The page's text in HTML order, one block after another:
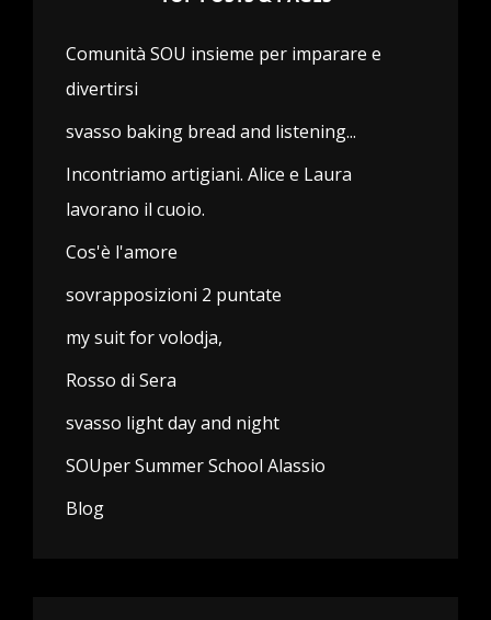
Comunità SOU insieme per imparare e
divertirsi
svasso baking bread and listening...
Incontriamo artigiani. Alice e Laura
lavorano il cuoio.
Cos'è l'amore
sovrapposizioni 2 puntate
my suit for volodja,
Rosso di Sera
svasso light day and night
SOUper Summer School Alassio
Blog